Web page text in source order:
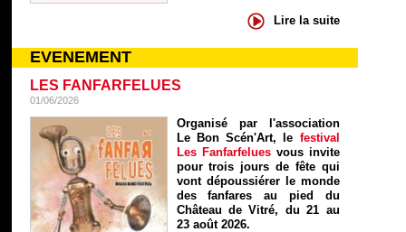
Lire la suite
EVENEMENT
LES FANFARFELUES
01/06/2026
Organisé par l'association
Le Bon Scén'Art, le festival
Les Fanfarfelues vous invite
pour trois jours de fête qui
vont dépoussiérer le monde
des fanfares au pied du
Château de Vitré, du 21 au
23 août 2026.